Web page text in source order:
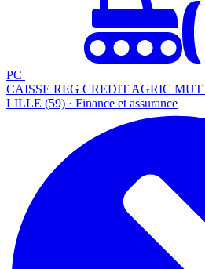
PC
CAISSE REG CREDIT AGRIC
LILLE (59) · Finance et assurance